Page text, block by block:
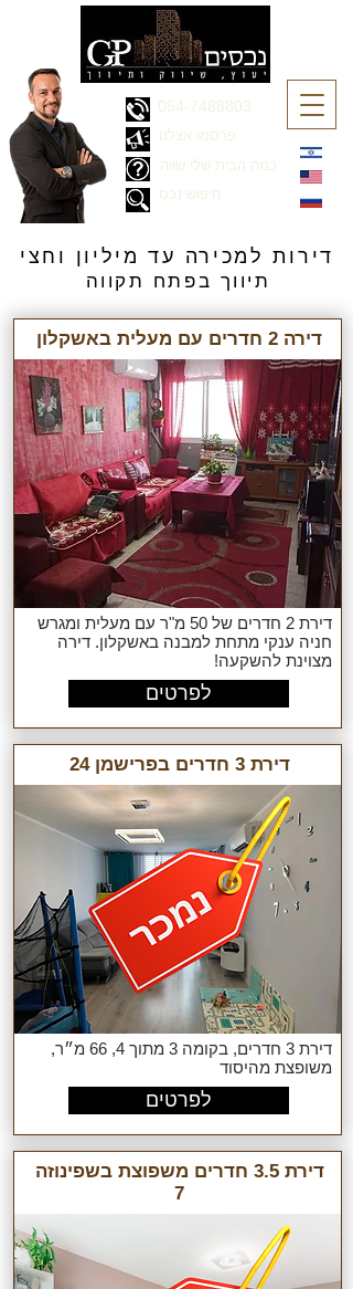
054-7488803
כמה הבית שלי שווה
פרסמו אצלנו
חיפוש נכס
תיווך בפתח תקווה
דירות למכירה עד מיליון וחצי
דירה 2 חדרים עם מעלית באשקלון
דירת 2 חדרים של 50 מ"ר עם מעלית ומגרש
חניה ענקי מתחת למבנה באשקלון. דירה
מצוינת להשקעה!
לפרטים
דירת 3 חדרים בפרישמן 24
דירת 3 חדרים, בקומה 3 מתוך 4, 66 מ״ר,
משופצת מהיסוד
לפרטים
דירת 3.5 חדרים משפוצת בשפינוזה
7